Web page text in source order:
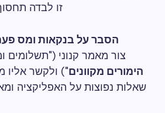
זו לבדה
הסבר על בנקאות ומס
צור מאמר קנוני ("תשלומים
הימורים מקוונים") ולקשר אליו
שאלות נפוצות על האפליקציה